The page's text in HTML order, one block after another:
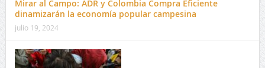
Mirar al Campo: ADR y Colombia Compra Eficiente
dinamizarán la economía popular campesina
julio 19, 2024